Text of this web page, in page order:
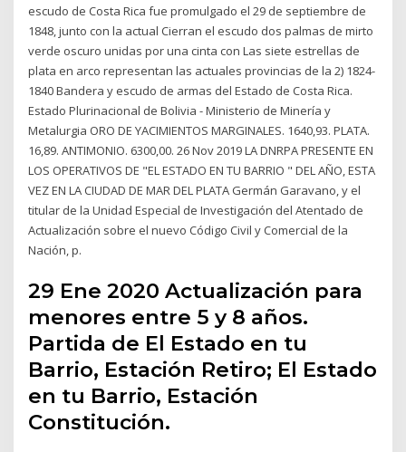
escudo de Costa Rica fue promulgado el 29 de septiembre de
1848, junto con la actual Cierran el escudo dos palmas de mirto
verde oscuro unidas por una cinta con Las siete estrellas de
plata en arco representan las actuales provincias de la 2) 1824-
1840 Bandera y escudo de armas del Estado de Costa Rica.
Estado Plurinacional de Bolivia - Ministerio de Minería y
Metalurgia ORO DE YACIMIENTOS MARGINALES. 1640,93. PLATA.
16,89. ANTIMONIO. 6300,00. 26 Nov 2019 LA DNRPA PRESENTE EN
LOS OPERATIVOS DE "EL ESTADO EN TU BARRIO " DEL AÑO, ESTA
VEZ EN LA CIUDAD DE MAR DEL PLATA Germán Garavano, y el
titular de la Unidad Especial de Investigación del Atentado de
Actualización sobre el nuevo Código Civil y Comercial de la
Nación, p.
29 Ene 2020 Actualización para
menores entre 5 y 8 años.
Partida de El Estado en tu
Barrio, Estación Retiro; El Estado
en tu Barrio, Estación
Constitución.